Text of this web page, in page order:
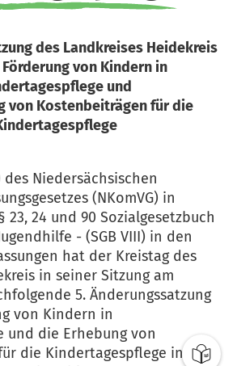
des Landkreises Heidekreis
von Kindern in
und
von Kostenbeiträgen für die
Niedersächsischen
(NKomVG) in
24 und 90 Sozialgesetzbuch
- (SGB VIII) in den
hat der Kreistag des
in seiner Sitzung am
5. Änderungssatzung
von Kindern in
und die Erhebung von
die Kindertagespflege in der